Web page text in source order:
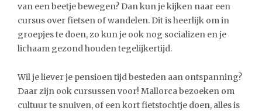
van een beetje bewegen? Dan kun je kijken naar een
cursus over fietsen of wandelen. Dit is heerlijk om in
groepjes te doen, zo kun je ook nog socializen en je
lichaam gezond houden tegelijkertijd.
Wil je liever je pensioen tijd besteden aan ontspanning?
Daar zijn ook cursussen voor! Mallorca bezoeken om
cultuur te snuiven, of een kort fietstochtje doen, alles is